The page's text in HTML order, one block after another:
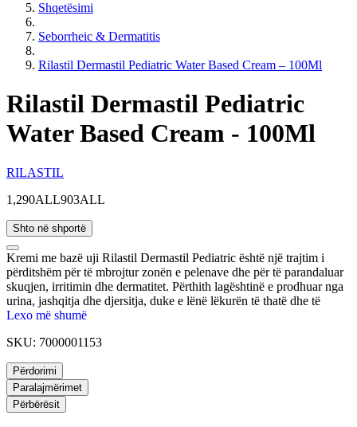
Shqetësimi
Seborrheic & Dermatitis
Rilastil Dermastil Pediatric Water Based Cream – 100Ml
Rilastil Dermastil Pediatric
Water Based Cream - 100Ml
RILASTIL
1,290ALL903ALL
Shto në shportë
Kremi me bazë uji Rilastil Dermastil Pediatric është një trajtim i
përditshëm për të mbrojtur zonën e pelenave dhe për të parandaluar
skuqjen, irritimin dhe dermatitet. Përthith lagështinë e prodhuar nga
urina, jashqitja dhe djersitja, duke e lënë lëkurën të thatë dhe të
mbrojtur. Kremi është i pasur me Vitaminë E dhe Provitaminë B5
Lexo më shumë
SKU: 7000001153
Përdorimi
Paralajmërimet
Përbërësit